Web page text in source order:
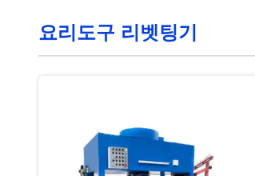
요리도구 리벳팅기